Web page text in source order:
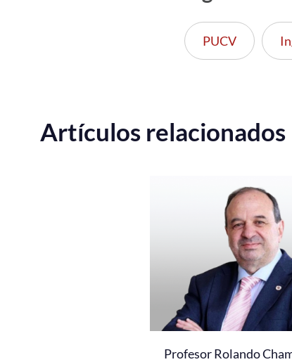
PUCV
Artículos relacionados
Profesor Rolando